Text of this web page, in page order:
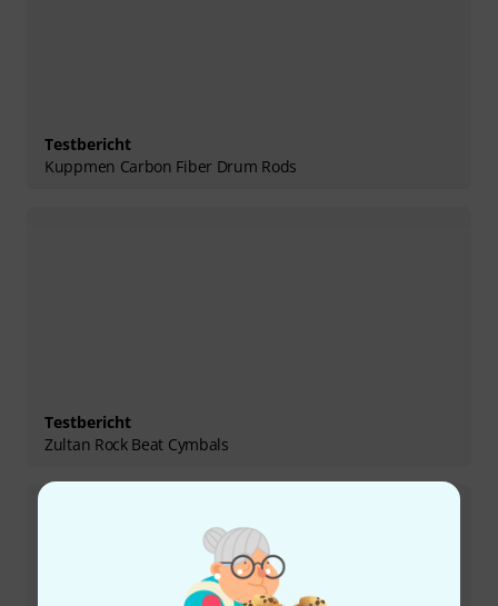
Testbericht
Kuppmen Carbon Fiber Drum Rods
Testbericht
Zultan Rock Beat Cymbals